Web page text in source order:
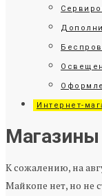
Интернет-
К сожалению, на
Майкопе нет, но не